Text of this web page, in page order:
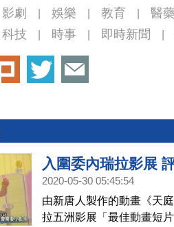
影劇 娛樂 教育 醫藥
科技 時事 即時新聞
入圍委內瑞拉影展
2020-05-30 05:45:54
由新唐人製作的動畫《天
拉五洲影展「最佳動畫短